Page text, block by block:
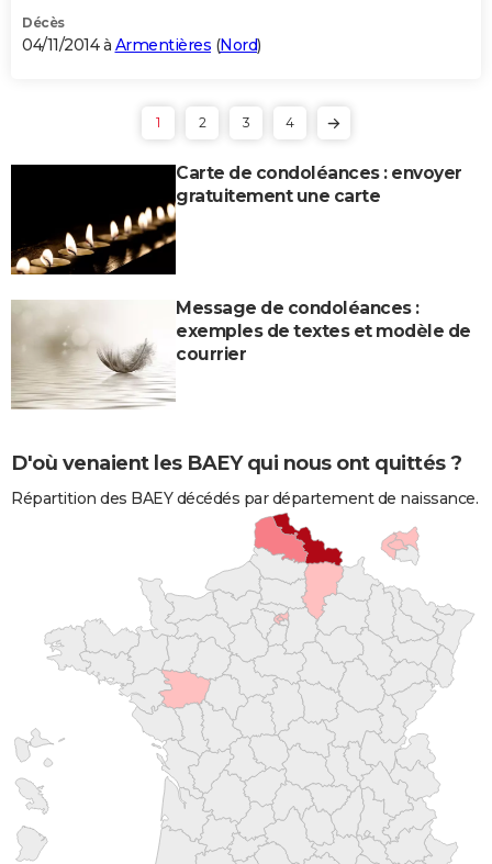
Décès
04/11/2014 à Armentières (Nord)
1 2 3 4
Carte de condoléances : envoyer
gratuitement une carte
Message de condoléances :
exemples de textes et modèle de
courrier
D'où venaient les BAEY qui nous ont quittés ?
Répartition des BAEY décédés par département de naissance.